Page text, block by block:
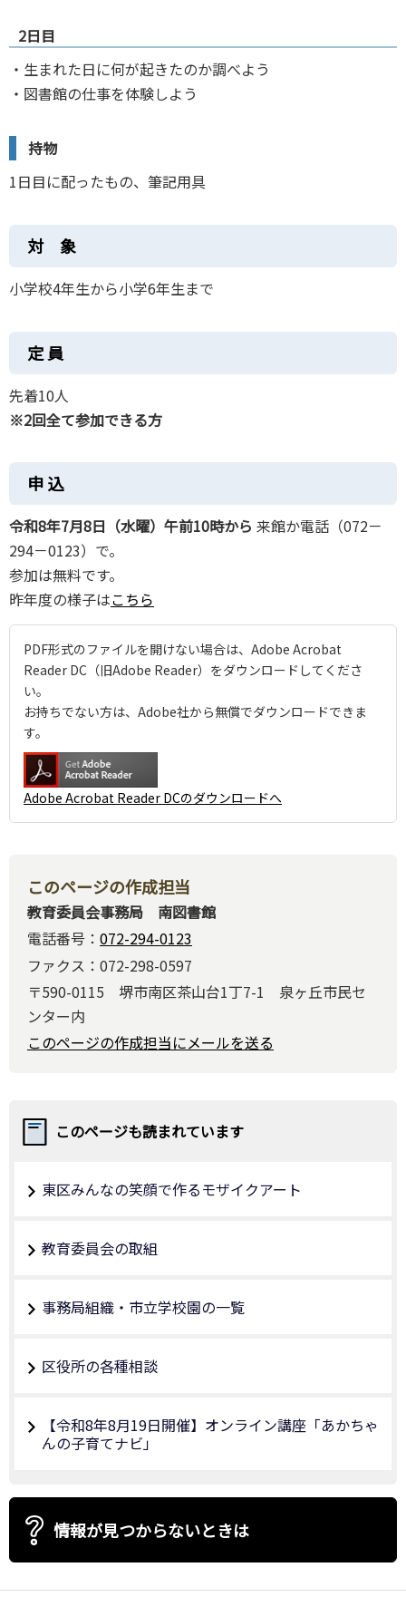
2日目
・生まれた日に何が起きたのか調べよう
・図書館の仕事を体験しよう
持物
1日目に配ったもの、筆記用具
対 象
小学校4年生から小学6年生まで
定 員
先着10人
※2回全て参加できる方
申 込
令和8年7月8日（水曜）午前10時から 来館か電話（072－
294－0123）で。
参加は無料です。
昨年度の様子はこちら
PDF形式のファイルを開けない場合は、Adobe Acrobat
Reader DC（旧Adobe Reader）をダウンロードしてくださ
い。
お持ちでない方は、Adobe社から無償でダウンロードできま
す。
Adobe Acrobat Reader DCのダウンロードへ
このページの作成担当
教育委員会事務局 南図書館
電話番号： 072-294-0123
ファクス：072-298-0597
〒590-0115 堺市南区茶山台1丁7-1 泉ヶ丘市民セ
ンター内
このページの作成担当にメールを送る
このページも読まれています
東区みんなの笑顔で作るモザイクアート
教育委員会の取組
事務局組織・市立学校園の一覧
区役所の各種相談
【令和8年8月19日開催】オンライン講座「あかちゃ
んの子育てナビ」
情報が見つからないときは